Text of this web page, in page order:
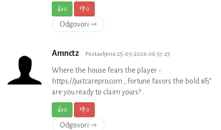
👍0 👎0
Odgovori ⇾
Amnctz Postavljeno 25-03-2026 06:57:25
Where the house fears the player -
https://justcarepro.com , Fortune favors the bold вЂ”
are you ready to claim yours? .
👍0 👎0
Odgovori ⇾